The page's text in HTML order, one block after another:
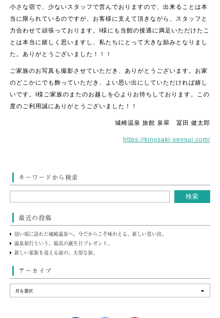
小さな宿で、少ないスタッフで営んでおりますので、出来ることは本
当に限られているのですが、お客様に支えて頂きながら、スタッフと
力合わせて頑張っております。I様にも当館の接遇に満足いただけたこ
とは本当に嬉しく思いますし、 私たちにとって大きな励みとなりまし
た。ありがとうございました！！！
ご家族のお写真も撮影させていただき、ありがとうございます。お家
のどこかにでも飾っていただき、よい思い出にしていただければ嬉し
いです。I様ご家族のまたのお越しを心よりお待ちしております。この
度のご利用誠にありがとうございました！！
城崎温泉 旅館 泉翠 冨田 健太郎
https://kinosaki-sensui.com/
キーワードから検索
最近の投稿
幼い頃に訪れた城崎温泉へ。今だからこそ味わえる、新しい思い出。
温泉旅行という、最高の誕生日プレゼント。
新しい家族を迎える前の、大切な旅。
アーカイブ